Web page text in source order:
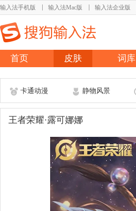
输入法手机版 输入法Mac版 输入法企业版
首页 皮肤 词库
卡通动漫 静物风景
王者荣耀·露可娜娜